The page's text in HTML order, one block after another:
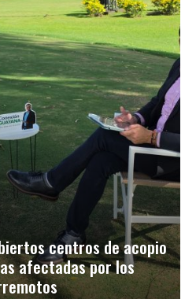
centros de acopio
afectadas por los